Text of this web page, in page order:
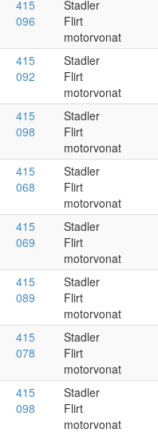
415
096
Stadler
Flirt
motorvonat
415
092
Stadler
Flirt
motorvonat
415
098
Stadler
Flirt
motorvonat
415
068
Stadler
Flirt
motorvonat
415
069
Stadler
Flirt
motorvonat
415
089
Stadler
Flirt
motorvonat
415
078
Stadler
Flirt
motorvonat
415
098
Stadler
Flirt
motorvonat